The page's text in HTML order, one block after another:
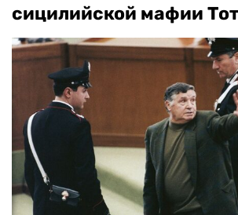
сицилийской мафии